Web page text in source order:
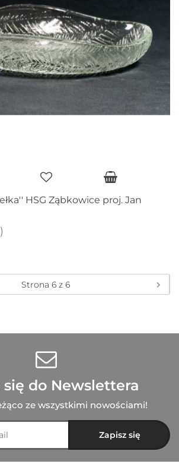
HSG Ząbkowice proj. Jan
się do Newslettera
ze wszystkimi nowościami!